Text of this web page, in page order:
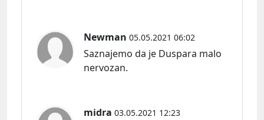
Newman 05.05.2021 06:02
Saznajemo da je Duspara malo
nervozan.
midra 03.05.2021 12:23